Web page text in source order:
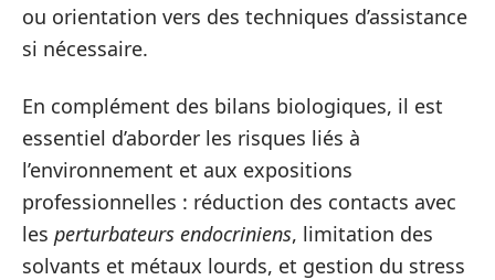
ou orientation vers des techniques d’assistance
si nécessaire.
En complément des bilans biologiques, il est
essentiel d’aborder les risques liés à
l’environnement et aux expositions
professionnelles : réduction des contacts avec
les perturbateurs endocriniens, limitation des
solvants et métaux lourds, et gestion du stress